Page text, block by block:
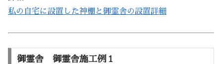
私の自宅に設置した神棚と御霊舎の設置詳細
御霊舎 御霊舎施工例１